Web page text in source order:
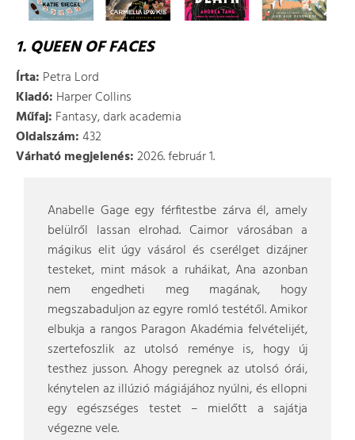
1. QUEEN OF FACES
Írta: Petra Lord
Kiadó: Harper Collins
Műfaj: Fantasy, dark academia
Oldalszám:432
Várható megjelenés:2026. február 1.
Anabelle Gage egy férfitestbe zárva él, amely
belülről lassan elrohad. Caimor városában a
mágikus elit úgy vásárol és cserélget dizájner
testeket, mint mások a ruháikat, Ana azonban
nem engedheti meg magának, hogy
megszabaduljon az egyre romló testétől. Amikor
elbukja a rangos Paragon Akadémia felvételijét,
szertefoszlik az utolsó reménye is, hogy új
testhez jusson. Ahogy peregnek az utolsó órái,
kénytelen az illúzió mágiájához nyúlni, és ellopni
egy egészséges testet – mielőtt a sajátja
végezne vele.